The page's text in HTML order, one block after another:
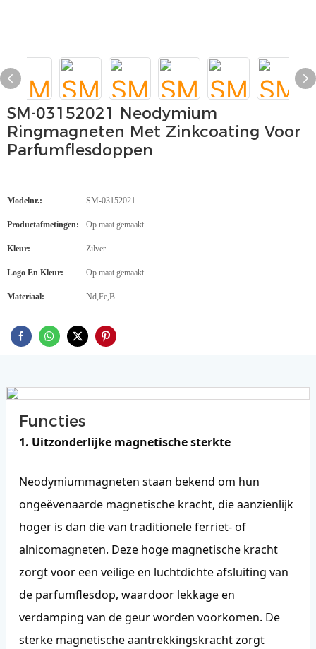
SM-03152021 Neodymium
Ringmagneten Met Zinkcoating Voor
Parfumflesdoppen
Modelnr.: SM-03152021
Productafmetingen: Op maat gemaakt
Kleur: Zilver
Logo En Kleur: Op maat gemaakt
Materiaal: Nd,Fe,B
Functies
1. Uitzonderlijke magnetische sterkte
Neodymiummagneten staan ​​bekend om hun
ongeëvenaarde magnetische kracht, die aanzienlijk
hoger is dan die van traditionele ferriet- of
alnicomagneten. Deze hoge magnetische kracht
zorgt voor een veilige en luchtdichte afsluiting van
de parfumflesdop, waardoor lekkage en
verdamping van de geur worden voorkomen. De
sterke magnetische aantrekkingskracht zorgt